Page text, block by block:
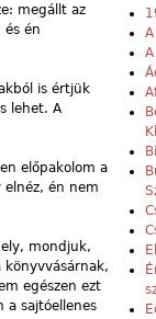
megállt az
én
is értjük
lehet. A
előpakolom a
én nem
mondjuk,
könyvvásárnak,
egészen ezt
a sajtóellenes